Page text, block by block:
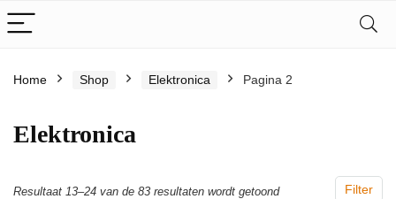
Home Shop Elektronica Pagina 2
Elektronica
Filter
Resultaat 13–24 van de 83 resultaten wordt getoond